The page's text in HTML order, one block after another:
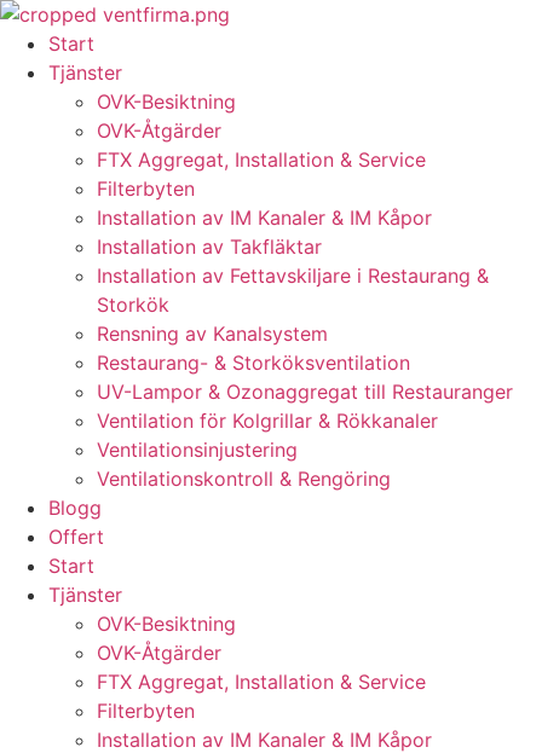
Skip
content
Start
Tjänster
OVK-Besiktning
OVK-Åtgärder
FTX Aggregat, Installation & Service
Filterbyten
Installation av IM Kanaler & IM Kåpor
Installation av Takfläktar
Installation av Fettavskiljare i Restaurang &
Storkök
Rensning av Kanalsystem
Restaurang- & Storköksventilation
UV-Lampor & Ozonaggregat till Restauranger
Ventilation för Kolgrillar & Rökkanaler
Ventilationsinjustering
Ventilationskontroll & Rengöring
Blogg
Offert
Start
Tjänster
OVK-Besiktning
OVK-Åtgärder
FTX Aggregat, Installation & Service
Filterbyten
Installation av IM Kanaler & IM Kåpor